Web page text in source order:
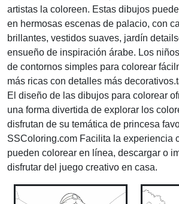
artistas la coloreen. Estas dibujos
en hermosas escenas de palacio, con
brillantes, vestidos suaves, jardín
ensueño de inspiración árabe. Los
de contornos simples para colorear
más ricas con detalles más
El diseño de las dibujos para colorear
una forma divertida de explorar los
disfrutan de su temática de princesa
SSColoring.com Facilita la experiencia
pueden colorear en línea, descargar o
disfrutar del juego creativo en casa.